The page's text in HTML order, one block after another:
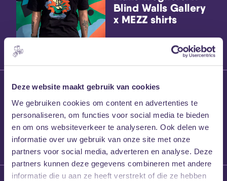
Deze website maakt gebruik van cookies
We gebruiken cookies om content en advertenties te
personaliseren, om functies voor social media te bieden
en om ons websiteverkeer te analyseren. Ook delen we
informatie over uw gebruik van onze site met onze
partners voor social media, adverteren en analyse. Deze
partners kunnen deze gegevens combineren met andere
informatie die u aan ze heeft verstrekt of die ze hebben
Blind Walls Gallery
x MEZZ shirts
27 maart 2026
Willem’s Blog:
Frans Kalf